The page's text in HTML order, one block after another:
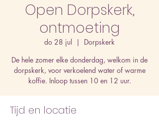
Open Dorpskerk,
ontmoeting
do 28 jul
  |
Dorpskerk
De hele zomer elke donderdag, welkom in de
dorpskerk, voor verkoelend water of warme
koffie. Inloop tussen 10 en 12 uur.
Tijd en locatie